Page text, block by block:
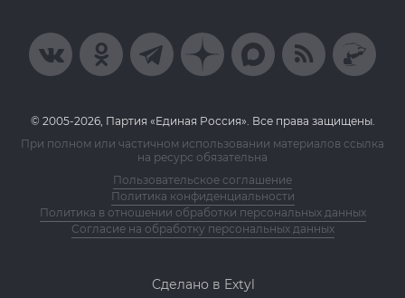
© 2005-2026, Партия «Единая Россия». Все права защищены.
При полном или частичном использовании материалов ссылка
на ресурс обязательна
Пользовательское соглашение
Политика конфиденциальности
Политика в отношении обработки персональных данных
Согласие на обработку персональных данных
Сделано в Extyl